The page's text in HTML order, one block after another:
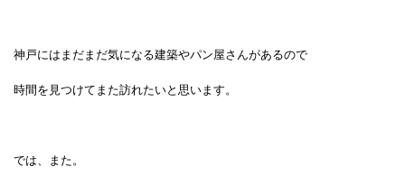
神戸にはまだまだ気になる建築やパン屋さんがあるので
時間を見つけてまた訪れたいと思います。
では、また。